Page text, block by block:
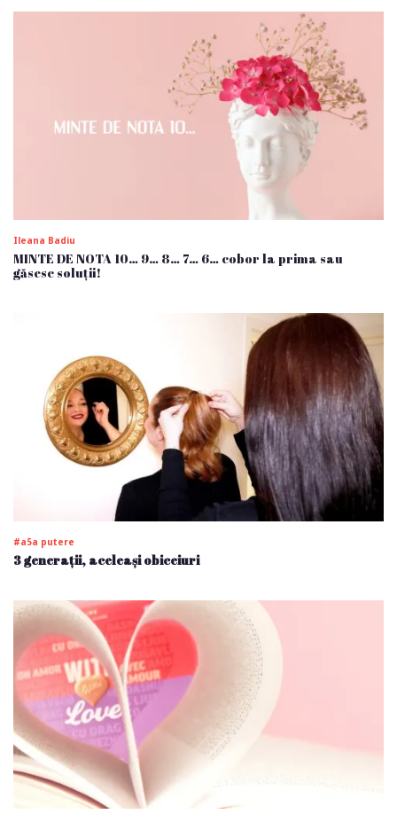
Ileana Badiu
MINTE DE NOTA 10… 9… 8… 7… 6… cobor la prima sau
găsesc soluții!
#a5a putere
3 generații, aceleași obiceiuri